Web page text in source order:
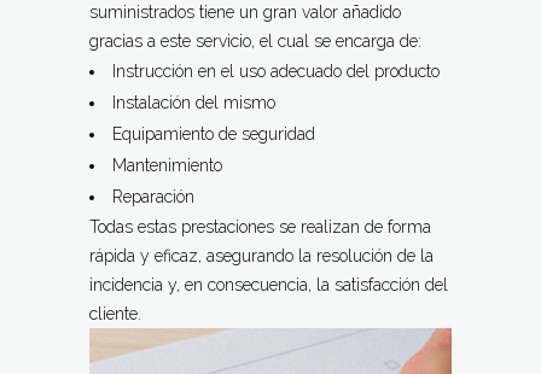
suministrados tiene un gran valor añadido
gracias a este servicio, el cual se encarga de:
Instrucción en el uso adecuado del producto
Instalación del mismo
Equipamiento de seguridad
Mantenimiento
Reparación
Todas estas prestaciones se realizan de forma
rápida y eficaz, asegurando la resolución de la
incidencia y, en consecuencia, la satisfacción del
cliente.